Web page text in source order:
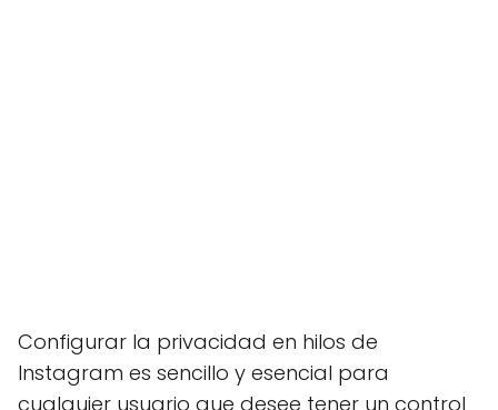
Configurar la privacidad en hilos de
Instagram es sencillo y esencial para
cualquier usuario que desee tener un control